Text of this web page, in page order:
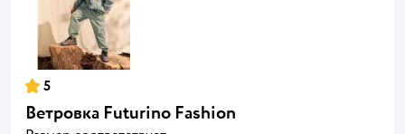
5
Ветровка Futurino Fashion